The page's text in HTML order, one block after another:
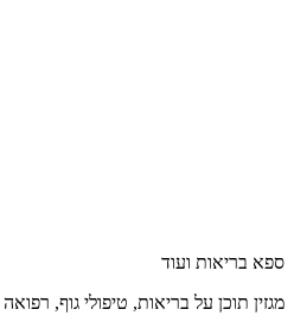
ספא בריאות ועוד
מגזין תוכן על בריאות, טיפולי גוף,